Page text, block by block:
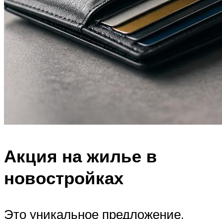
Акция на жилье в
новостройках
Это уникальное предложение,